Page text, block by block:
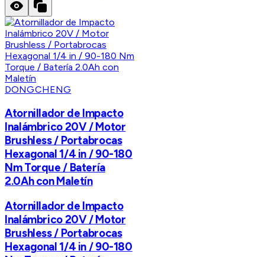
DONGCHENG
Atornillador de Impacto
Inalámbrico 20V / Motor
Brushless / Portabrocas
Hexagonal 1/4 in / 90-180
Nm Torque / Batería
2.0Ah con Maletín
Atornillador de Impacto
Inalámbrico 20V / Motor
Brushless / Portabrocas
Hexagonal 1/4 in / 90-180